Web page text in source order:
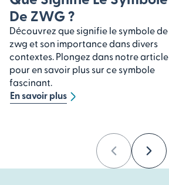
De ZWG ?
Découvrez que signifie le symbole de
zwg et son importance dans divers
contextes. Plongez dans notre article
pour en savoir plus sur ce symbole
fascinant.
En savoir plus
PreviousNext